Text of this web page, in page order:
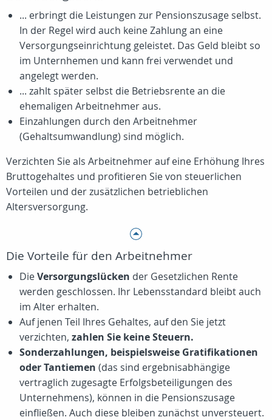
... erbringt die Leistungen zur Pensionszusage selbst.
In der Regel wird auch keine Zahlung an eine
Versorgungseinrichtung geleistet. Das Geld bleibt so
im Unternhemen und kann frei verwendet und
angelegt werden.
... zahlt später selbst die Betriebsrente an die
ehemaligen Arbeitnehmer aus.
Einzahlungen durch den Arbeitnehmer
(Gehaltsumwandlung) sind möglich.
Verzichten Sie als Arbeitnehmer auf eine Erhöhung Ihres
Bruttogehaltes und profitieren Sie von steuerlichen
Vorteilen und der zusätzlichen betrieblichen
Altersversorgung.
Die Vorteile für den Arbeitnehmer
DieVersorgungslücken der Gesetzlichen Rente
werden geschlossen. Ihr Lebensstandard bleibt auch
im Alter erhalten.
Auf jenen Teil Ihres Gehaltes, auf den Sie jetzt
verzichten, zahlen Sie keine Steuern.
Sonderzahlungen, beispielsweise Gratifikationen
oder Tantiemen (das sind ergebnisabhängige
vertraglich zugesagte Erfolgsbeteiligungen des
Unternehmens), können in die Pensionszusage
einfließen. Auch diese bleiben zunächst unversteuert.